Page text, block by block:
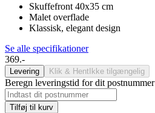
Skuffefront 40x35 cm
Malet overflade
Klassisk, elegant design
Se alle specifikationer
369.-
Levering Klik & Hent Ikke tilgængelig
Beregn leveringstid for dit postnummer
Tilføj til kurv